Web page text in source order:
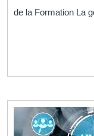
de la Formation La